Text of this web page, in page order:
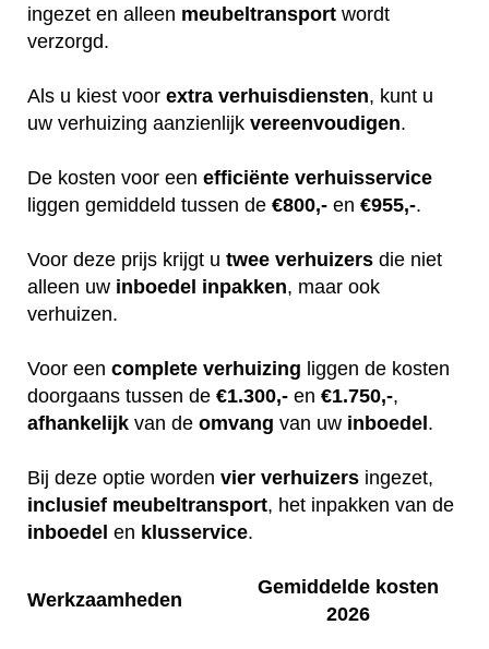
ingezet en alleen meubeltransport wordt
verzorgd.
Als u kiest voor extra verhuisdiensten, kunt u
uw verhuizing aanzienlijk vereenvoudigen.
De kosten voor een efficiënte verhuisservice
liggen gemiddeld tussen de €800,- en €955,-.
Voor deze prijs krijgt u twee verhuizers die niet
alleen uw inboedel inpakken, maar ook
verhuizen.
Voor een complete verhuizing liggen de kosten
doorgaans tussen de €1.300,- en €1.750,-,
afhankelijk van de omvang van uw inboedel .
Bij deze optie worden vier verhuizers ingezet,
inclusief meubeltransport, het inpakken van de
inboedel en klusservice.
Werkzaamheden
Gemiddelde kosten
2026